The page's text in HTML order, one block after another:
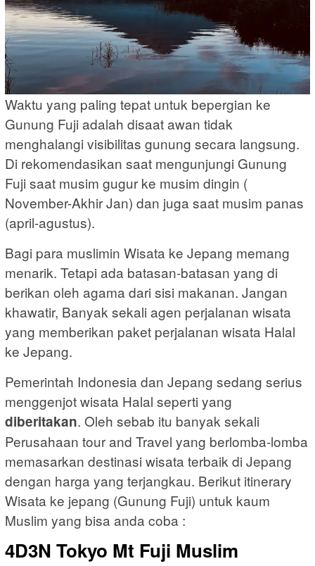
Waktu yang paling tepat untuk bepergian ke
Gunung Fuji adalah disaat awan tidak
menghalangi visibilitas gunung secara langsung.
Di rekomendasikan saat mengunjungi Gunung
Fuji saat musim gugur ke musim dingin (
November-Akhir Jan) dan juga saat musim panas
(april-agustus).
Bagi para muslimin Wisata ke Jepang memang
menarik. Tetapi ada batasan-batasan yang di
berikan oleh agama dari sisi makanan. Jangan
khawatir, Banyak sekali agen perjalanan wisata
yang memberikan paket perjalanan wisata Halal
ke Jepang.
Pemerintah Indonesia dan Jepang sedang serius
menggenjot wisata Halal seperti yang
diberitakan. Oleh sebab itu banyak sekali
Perusahaan tour and Travel yang berlomba-lomba
memasarkan destinasi wisata terbaik di Jepang
dengan harga yang terjangkau. Berikut itinerary
Wisata ke jepang (Gunung Fuji) untuk kaum
Muslim yang bisa anda coba :
4D3N Tokyo Mt Fuji Muslim